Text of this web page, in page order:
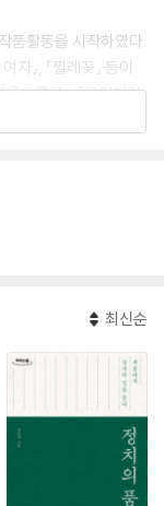
품활동을 시작하였다.
자』, 『찔레꽃』 등이
음오를꽃』, 『꽃잎처럼』
17회 단재상, 제25회
최신순